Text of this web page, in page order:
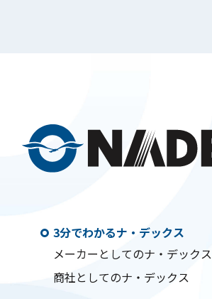
3分でわかるナ・デックス
メーカーとしてのナ・デックス
商社としてのナ・デックス